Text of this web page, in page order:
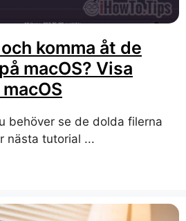
komma åt de
macOS? Visa
behöver se de dolda filerna
nästa tutorial ...